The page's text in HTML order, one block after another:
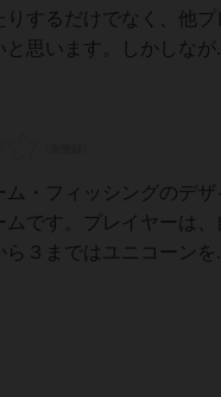
するだけでなく、他プ
思います。しかしなが
・フィッシングのデ
です。プレイヤーは、
３まではユニコーンを